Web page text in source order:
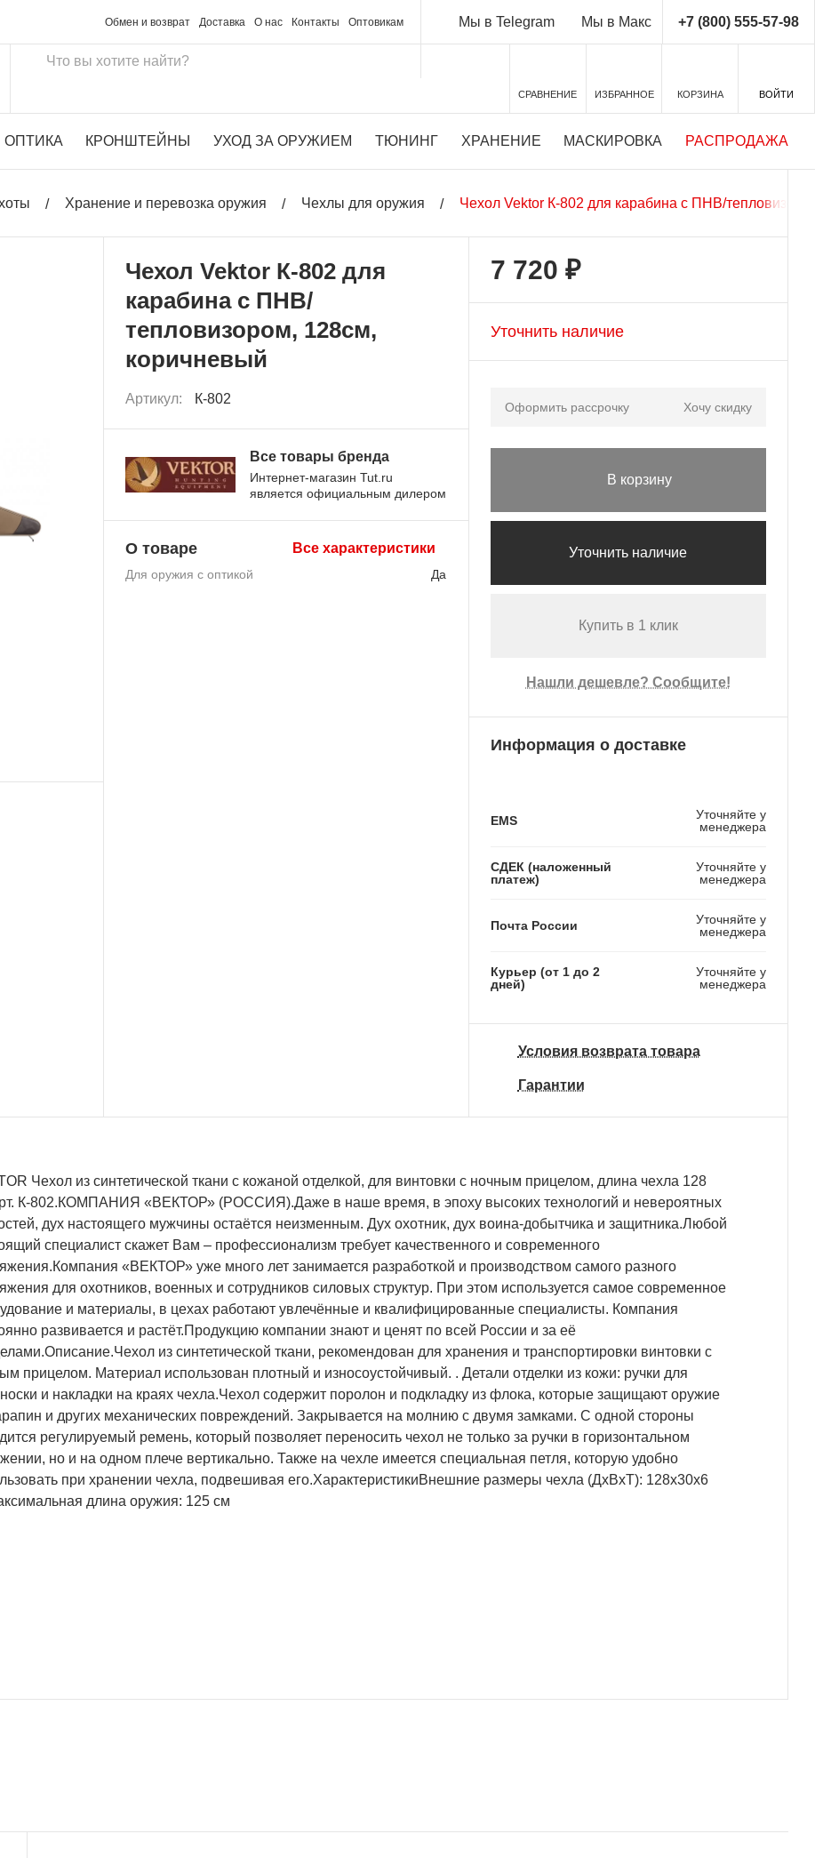
Обмен и возврат Доставка О нас Контакты Оптовикам Мы в Telegram Мы в Макс +7 (800) 555-57-98
СРАВНЕНИЕ ИЗБРАННОЕ КОРЗИНА ВОЙТИ
ОПТИКА КРОНШТЕЙНЫ УХОД ЗА ОРУЖИЕМ ТЮНИНГ ХРАНЕНИЕ МАСКИРОВКА РАСПРОДАЖА
Хранение и перевозка оружия Чехлы для оружия Чехол Vektor К-802 для карабина с ПНВ/
Чехол Vektor К-802 для
карабина с ПНВ/
тепловизором, 128см,
коричневый
Артикул: К-802
Все товары бренда
Интернет-магазин Tut.ru
является официальным дилером
О товаре Все характеристики
Для оружия с оптикой Да
7 720 ₽
Уточнить наличие
Оформить рассрочку Хочу скидку
В корзину
Уточнить наличие
Купить в 1 клик
Нашли дешевле? Сообщите!
Информация о доставке
EMS
Уточняйте у
менеджера
СДЕК (наложенный
платеж)
Уточняйте у
менеджера
Почта России
Уточняйте у
менеджера
Курьер (от 1 до 2
дней)
Уточняйте у
менеджера
Условия возврата товара
Гарантии
Чехол из синтетической ткани с кожаной отделкой, для винтовки с ночным прицелом, длина чехла 128
К-802.КОМПАНИЯ «ВЕКТОР» (РОССИЯ).Даже в наше время, в эпоху высоких технологий и невероятных
дух настоящего мужчины остаётся неизменным. Дух охотник, дух воина-добытчика и защитника.Любой
специалист скажет Вам – профессионализм требует качественного и современного
«ВЕКТОР» уже много лет занимается разработкой и производством самого разного
для охотников, военных и сотрудников силовых структур. При этом используется самое современное
и материалы, в цехах работают увлечённые и квалифицированные специалисты. Компания
развивается и растёт.Продукцию компании знают и ценят по всей России и за её
из синтетической ткани, рекомендован для хранения и транспортировки винтовки с
прицелом. Материал использован плотный и износоустойчивый. . Детали отделки из кожи: ручки для
и накладки на краях чехла.Чехол содержит поролон и подкладку из флока, которые защищают оружие
и других механических повреждений. Закрывается на молнию с двумя замками. С одной стороны
регулируемый ремень, который позволяет переносить чехол не только за ручки в горизонтальном
но и на одном плече вертикально. Также на чехле имеется специальная петля, которую удобно
при хранении чехла, подвешивая его.ХарактеристикиВнешние размеры чехла (ДхВхТ): 128х30х6
длина оружия: 125 см